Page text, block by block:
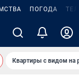
ПОГОДА
Квартиры с видом на